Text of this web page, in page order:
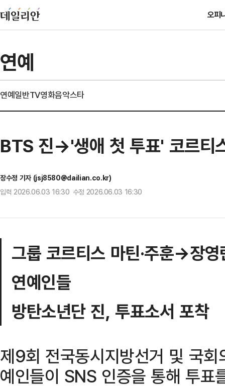
오피
연예
연예일반TV영화음악스타
BTS 진→'생애 첫 투표' 코르티
장수정 기자 (jsj8580@dailian.co.kr)
입력 2026.06.03 16:30 수정 2026.06.03 16:30
그룹 코르티스 마틴·주훈→장
연예인들
방탄소년단 진, 투표소서 포착
제9회 전국동시지방선거 및 국
예인들이 SNS 인증을 통해 투표